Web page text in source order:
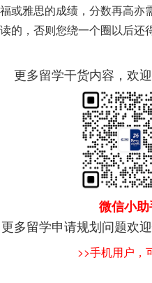
或雅思的成绩，分数再高
的，否则您绕一个圈以后
更多留学干货内容，欢
微信小
更多留学申请规划问题欢迎
>>手机用户，